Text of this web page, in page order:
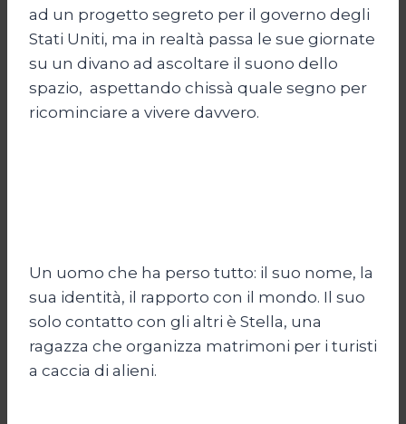
ad un progetto segreto per il governo degli
Stati Uniti, ma in realtà passa le sue giornate
su un divano ad ascoltare il suono dello
spazio, aspettando chissà quale segno per
ricominciare a vivere davvero.
Un uomo che ha perso tutto: il suo nome, la
sua identità, il rapporto con il mondo. Il suo
solo contatto con gli altri è Stella, una
ragazza che organizza matrimoni per i turisti
a caccia di alieni.